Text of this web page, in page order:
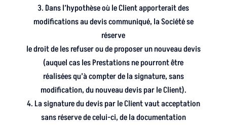
3. Dans l’hypothèse où le Client apporterait des
modifications au devis communiqué, la Société se
réserve
le droit de les refuser ou de proposer un nouveau devis
(auquel cas les Prestations ne pourront être
réalisées qu’à compter de la signature, sans
modification, du nouveau devis par le Client).
4. La signature du devis par le Client vaut acceptation
sans réserve de celui-ci, de la documentation